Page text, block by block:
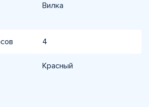
Вилка
4
Красный